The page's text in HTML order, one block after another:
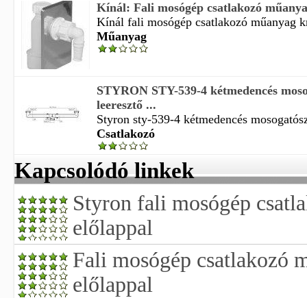
Kínál: Fali mosógép csatlakozó
Kínál fali mosógép csatlakozó műanyag
Műanyag
STYRON STY-539-4 kétmedencés
leeresztő ...
Styron sty-539-4 kétmedencés
Csatlakozó
Kapcsolódó linkek
Styron fali mosógép
előlappal
Fali mosógép csatlakozó
előlappal